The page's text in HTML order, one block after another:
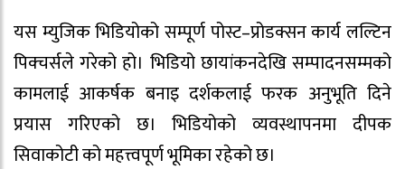
यस म्युजिक भिडियोको सम्पूर्ण पोस्ट–प्रोडक्सन कार्य लल्टिन
पिक्चर्सले गरेको हो। भिडियो छायांकनदेखि सम्पादनसम्मको
कामलाई आकर्षक बनाइ दर्शकलाई फरक अनुभूति दिने
प्रयास गरिएको छ। भिडियोको व्यवस्थापनमा दीपक
सिवाकोटी को महत्त्वपूर्ण भूमिका रहेको छ।